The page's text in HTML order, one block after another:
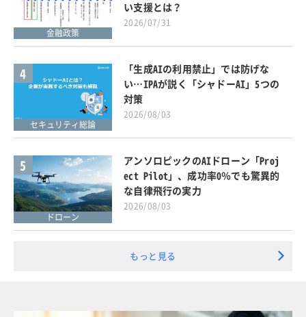
金融政策
い支援とは？
2026/07/31
4
セキュリティ総論
「生成AIの利用禁止」では防げな
い…IPAが説く「シャドーAI」5つの
対策
2026/08/03
5
ドローン
アンソロピックのAIドローン「Proj
ect Pilot」、成功率0％でも驚異的
な自律飛行の実力
2026/08/03
もっと見る